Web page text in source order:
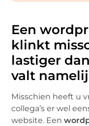
Een
klinkt
lastiger
valt
Misschien heeft u
collega’s er wel
website. Een